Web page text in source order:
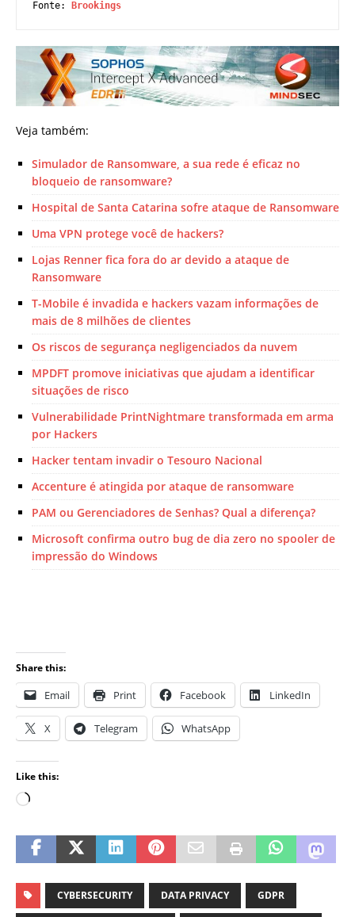
Fonte: Brookings
Veja também:
Simulador de Ransomware, a sua rede é eficaz no
bloqueio de ransomware?
Hospital de Santa Catarina sofre ataque de Ransomware
Uma VPN protege você de hackers?
Lojas Renner fica fora do ar devido a ataque de
Ransomware
T-Mobile é invadida e hackers vazam informações de
mais de 8 milhões de clientes
Os riscos de segurança negligenciados da nuvem
MPDFT promove iniciativas que ajudam a identificar
situações de risco
Vulnerabilidade PrintNightmare transformada em arma
por Hackers
Hacker tentam invadir o Tesouro Nacional
Accenture é atingida por ataque de ransomware
PAM ou Gerenciadores de Senhas? Qual a diferença?
Microsoft confirma outro bug de dia zero no spooler de
impressão do Windows
Share this:
Email Print Facebook LinkedIn
X Telegram WhatsApp
Like this:
CYBERSECURITY DATA PRIVACY GDPR